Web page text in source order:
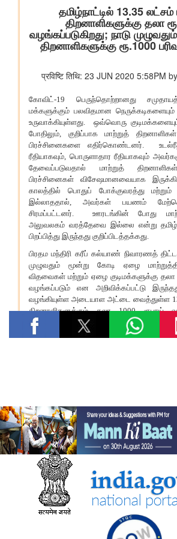
प्रेस विज्ञप्ति
राज्यसभा के सभापति द्वारा ऐतिहासिक भारत छोड़ो
पर दिए गए भाषण का मूल पाठ
आयुर्वेद के लिए बड़ा प्रोत्साहन: वैश्विक गुणवत्ता
सीसीआरएएस और बीआईएस के बीच एमओयू
लद्दाख में ऊंचाई पर औषधीय पौधे
आयुर्वेद पर्यटन के लिए केरल एक वैश्विक केंद्र के
आयुष औषधियों का मानकीकरण
महिलाओं के लिए आयुष स्वास्थ्य सेवाओं की प्रगति
जनजातीय क्षेत्रों में आयुष स्वास्थ्य सेवाएं
सोवा-रिग्पा को वैश्विक स्तर पर मान्यता प्राप्त
प्रणाली के रूप में उभरना चाहिए: केंद्रीय मंत्री श्री
कृषि एवं किसान कल्‍याण मंत्रालय
विषय: मानव-जनित भूमि क्षरण के कारण कृषि उपज
विषय- एग्रीस्टैक और डिजिटल कृषि मिशन का
विषय- किसान उत्पादक संगठनों (एफपीओ) का गठन
विषय: राष्ट्रीय खाद्य तेल मिशन तिलहन
कोयला मंत्रालय
एसईसीएल ने खदानों को वैज्ञानिक रूप से बंद करने
स्थायी सामुदायिक परिसंपत्तियों में बदलने में भारत
वाणिज्‍य एवं उद्योग मंत्रालय
भारत की ब्रिक्‍स अध्यक्षता 2026 के तहत जयपुर में
मंत्रियों की बैठक सफलतापूर्वक संपन्न
डीजीएफटी, 'सोर्स फ्रॉम इंडिया' फीचर के माध्यम से
प्राप्त स्टार्टअप्स को वैश्विक व्यापार पारिस्थितिकी